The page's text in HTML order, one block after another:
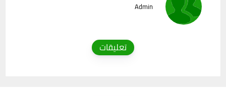
Admin
تعليقات